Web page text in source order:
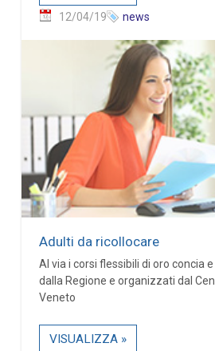
12/04/19 news
Adulti da ricollocare
Al via i corsi flessibili di oro concia
dalla Regione e organizzati dal
Veneto
VISUALIZZA »